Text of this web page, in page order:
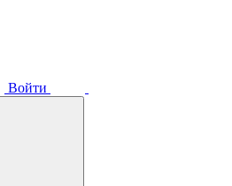
Войти